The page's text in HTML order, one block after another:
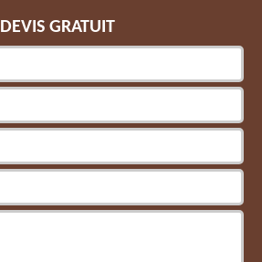
DEVIS GRATUIT